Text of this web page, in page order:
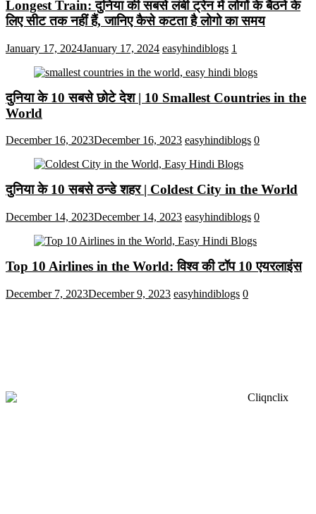
Longest Train: दुनिया की सबसे लंबी ट्रेन में लोगों के बैठने के
लिए सीट तक ​​नहीं हैं, जानिए कैसे कटता है लोगो का समय
January 17, 2024January 17, 2024 easyhindiblogs 1
दुनिया के 10 सबसे छोटे देश | 10 Smallest Countries in the
World
December 16, 2023December 16, 2023 easyhindiblogs 0
दुनिया के 10 सबसे ठन्डे शहर | Coldest City in the World
December 14, 2023December 14, 2023 easyhindiblogs 0
Top 10 Airlines in the World: विश्व की टॉप 10 एयरलाइंस
December 7, 2023December 9, 2023 easyhindiblogs 0